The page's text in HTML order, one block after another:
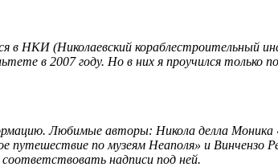
в НКИ (Николаевский
в 2007 году. Но в них я проучился только
Любимые авторы: Никола делла
путешествие по музеям Неаполя» и
надписи под ней.